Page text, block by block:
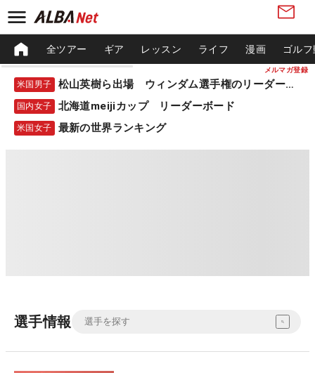
メルマガ登録
全ツアー ギア レッスン ライフ 漫画 ゴル
米国男子 松山英樹ら出場 ウィンダム選手権のリーダーボード
国内女子 北海道meijiカップ リーダーボード
米国女子 最新の世界ランキング
選手情報